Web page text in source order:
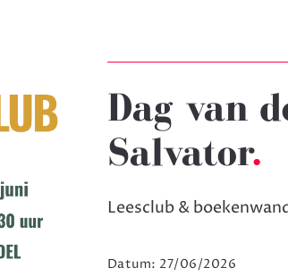
Dag van
Salvator.
Leesclub &
Datum: 27/06/2026